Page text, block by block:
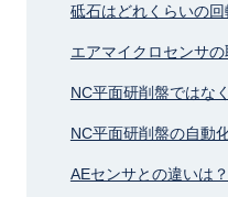
砥石はどれくらいの
エアマイクロセンサ
NC平面研削盤ではな
NC平面研削盤の自動
AEセンサとの違いは？